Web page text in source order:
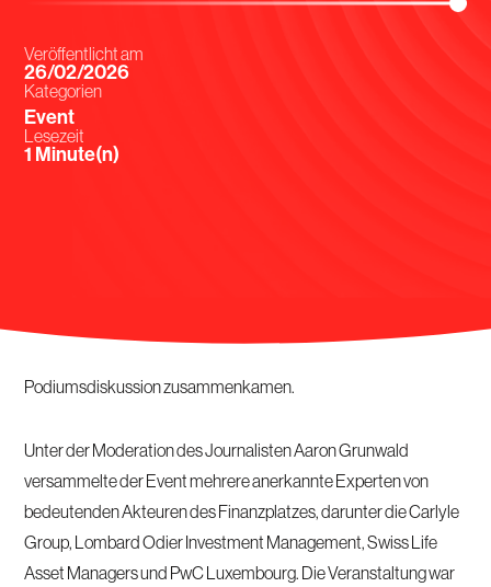
Veröffentlicht am
26/02/2026
Kategorien
Event
Lesezeit
Minute(n)
Podiumsdiskussion zusammenkamen.
Unter der Moderation des Journalisten Aaron Grunwald
versammelte der Event mehrere anerkannte Experten von
bedeutenden Akteuren des Finanzplatzes, darunter die Carlyle
Group, Lombard Odier Investment Management, Swiss Life
Asset Managers und PwC Luxembourg. Die Veranstaltung war